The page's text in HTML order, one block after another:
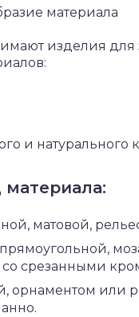
материала
изделия для
и натурального
матовой,
срезанными
орнаментом или